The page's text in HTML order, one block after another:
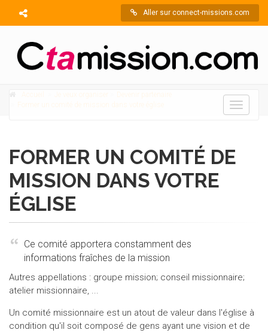
Aller sur connect-missions.com
Toggle
Accueil Je veux organiser
Devenir partenaire
Former un comité de mission dans votre église
FORMER UN COMITÉ DE
MISSION DANS VOTRE
ÉGLISE
Ce comité apportera constamment des
informations fraîches de la mission
Autres appellations : groupe mission; conseil missionnaire;
atelier missionnaire, ...
Un comité missionnaire est un atout de valeur dans l'église à
condition qu'il soit composé de gens ayant une vision et de